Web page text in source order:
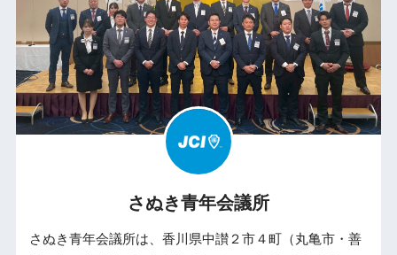
さぬき青年会議所
さぬき青年会議所は、香川県中讃２市４町（丸亀市・善